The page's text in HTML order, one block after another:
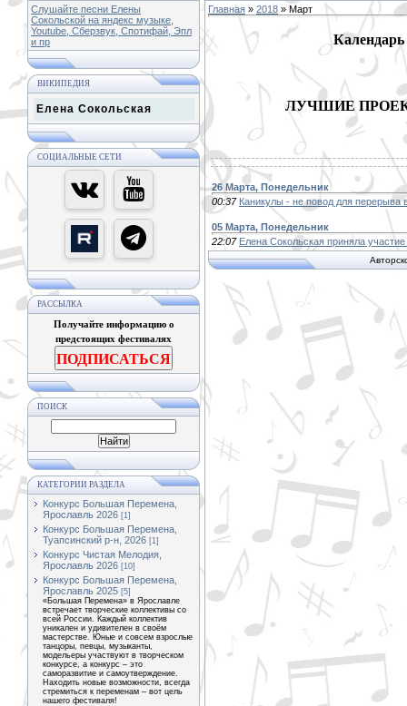
Слушайте песни Елены
Сокольской на яндекс музыке,
Youtube, Сберзвук, Спотифай, Эпл
и пр
ВИКИПЕДИЯ
Елена Сокольская
СОЦИАЛЬНЫЕ СЕТИ
РАССЫЛКА
Получайте информацию о
предстоящих фестивалях
ПОДПИСАТЬСЯ
ПОИСК
КАТЕГОРИИ РАЗДЕЛА
Конкурс Большая Перемена,
Ярославль 2026 [1]
Конкурс Большая Перемена,
Туапсинский р-н, 2026 [1]
Конкурс Чистая Мелодия,
Ярославль 2026 [10]
Конкурс Большая Перемена,
Ярославль 2025 [5]
«Большая Перемена» в Ярославле
встречает творческие коллективы со
всей России. Каждый коллектив
уникален и удивителен в своём
мастерстве. Юные и совсем взрослые
танцоры, певцы, музыканты,
модельеры участвуют в творческом
конкурсе, а конкурс – это
саморазвитие и самоутверждение.
Находить новые возможности, всегда
стремиться к переменам – вот цель
нашего фестиваля!
Главная » 2018 » Март
ЛУЧШИЕ
26 Марта, Понедельник
00:37 Каникулы - не повод для перерыва
05 Марта, Понедельник
22:07 Елена Сокольская приняла